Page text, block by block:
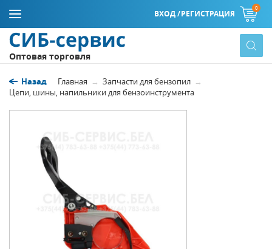
ВХОД /РЕГИСТРАЦИЯ
0
Оптовая торговля
Назад Главная
Запчасти для бензопил
Цепи, шины, напильники для бензоинструмента